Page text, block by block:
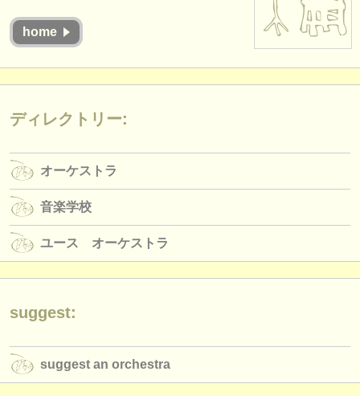
コンクール
盗まれた楽器
ディレクトリー:
音楽学校
ユース オーケストラ
musicalchairs:
お問い合わせ
クラシック音楽ニュース
home
ディレクトリー:
オーケストラ
音楽学校
ユース オーケストラ
suggest:
suggest an orchestra